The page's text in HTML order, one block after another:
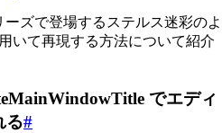
ズで登場するステルス迷彩のよ
いて再現する方法について紹介
でエディ
る#